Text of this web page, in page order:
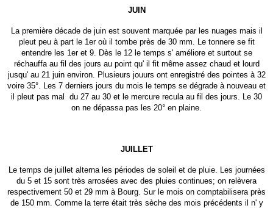
JUIN
La première décade de juin est souvent marquée par les nuages mais il
pleut peu à part le 1er où il tombe près de 30 mm. Le tonnere se fit
entendre les 1er et 9. Dès le 12 le temps s' améliore et surtout se
réchauffa au fil des jours au point qu' il fit même assez chaud et lourd
jusqu' au 21 juin environ. Plusieurs jouurs ont enregistré des pointes à 32
voire 35°. Les 7 derniers jours du mois le temps se dégrade à nouveau et
il pleut pas mal du 27 au 30 et le mercure recula au fil des jours. Le 30
on ne dépassa pas les 20° en plaine.
JUILLET
Le temps de juillet alterna les périodes de soleil et de pluie. Les journées
du 5 et 15 sont très arrosées avec des pluies continues; on relèvera
respectivement 50 et 29 mm à Bourg. Sur le mois on comptabilisera près
de 150 mm. Comme la terre était très sèche des mois précédents il n' y